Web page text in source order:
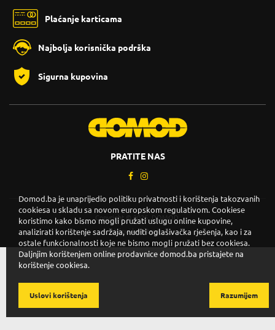
Plaćanje karticama
Najbolja korisnička podrška
Sigurna kupovina
PRATITE NAS
Copyright © 2026. DOMOD.
Uslovi korištenja.
Domod.ba je unaprijedio politiku privatnosti i korištenja takozvanih
cookiesa u skladu sa novom europskom regulativom. Cookiese
koristimo kako bismo mogli pružati uslugu online kupovine,
analizirati korištenje sadržaja, nuditi oglašivačka rješenja, kao i za
ostale funkcionalnosti koje ne bismo mogli pružati bez cookiesa.
Daljnjim korištenjem online prodavnice domod.ba pristajete na
korištenje cookiesa.
Razumijem
Uslovi korištenja